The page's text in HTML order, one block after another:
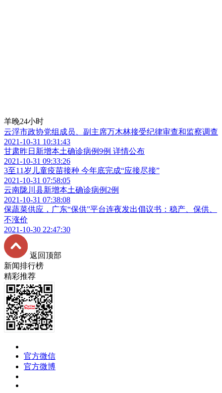
羊晚24小时
云浮市政协党组成员、副主席万木林接受纪律审查和监察调查
2021-10-31 10:31:43
甘肃昨日新增本土确诊病例9例 详情公布
2021-10-31 09:33:26
3至11岁儿童疫苗接种 今年底完成“应接尽接”
2021-10-31 07:58:05
云南陇川县新增本土确诊病例2例
2021-10-31 07:38:08
保蔬菜供应，广东“保供”平台连夜发出倡议书：稳产、保供、
不涨价
2021-10-30 22:47:30
返回顶部
新闻排行榜
精彩推荐
官方微信
官方微博